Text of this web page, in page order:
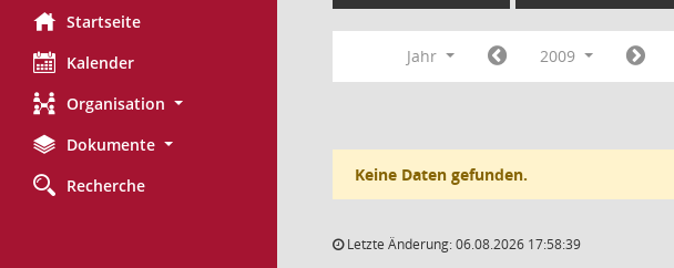
Startseite
Kalender
Organisation
Dokumente
Recherche
Jahr 2009
Keine Daten gefunden.
Letzte Änderung: 06.08.2026 17:58:39